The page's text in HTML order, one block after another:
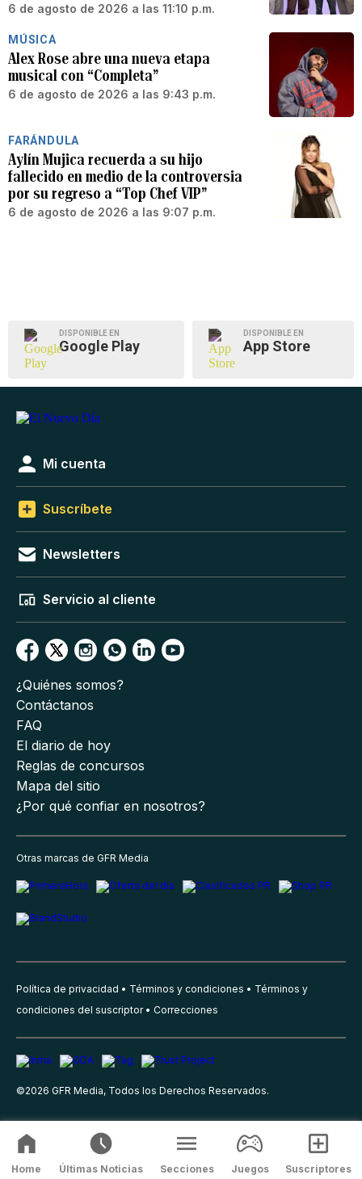
6 de agosto de 2026 a las 11:10 p.m.
MÚSICA
Alex Rose abre una nueva etapa
musical con “Completa”
6 de agosto de 2026 a las 9:43 p.m.
FARÁNDULA
Aylín Mujica recuerda a su hijo
fallecido en medio de la controversia
por su regreso a “Top Chef VIP”
6 de agosto de 2026 a las 9:07 p.m.
DISPONIBLE EN
Google Play
DISPONIBLE EN
App Store
Mi cuenta
Suscríbete
Newsletters
Servicio al cliente
¿Quiénes somos?
Contáctanos
FAQ
El diario de hoy
Reglas de concursos
Mapa del sitio
¿Por qué confiar en nosotros?
Otras marcas de GFR Media
Política de privacidad Términos y condiciones
Términos y
condiciones del suscriptor
Correcciones
©2026 GFR Media, Todos los Derechos Reservados.
Home Últimas Noticias Secciones Juegos Suscriptores